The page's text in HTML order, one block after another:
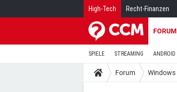
High-Tech Recht-Finanzen
FORUM
SPIELE STREAMING ANDROID
Forum Windows